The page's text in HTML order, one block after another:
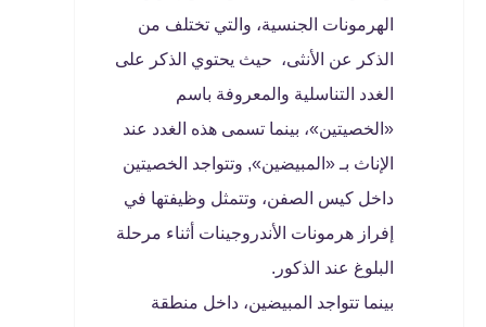
الهرمونات الجنسية، والتي تختلف من
الذكر عن الأنثى، حيث يحتوي الذكر على
الغدد التناسلية والمعروفة باسم
«الخصيتين»، بينما تسمى هذه الغدد عند
الإناث بـ «المبيضين», وتتواجد الخصيتين
داخل كيس الصفن، وتتمثل وظيفتها في
إفراز هرمونات الأندروجينات أثناء مرحلة
البلوغ عند الذكور.
بينما تتواجد المبيضين، داخل منطقة